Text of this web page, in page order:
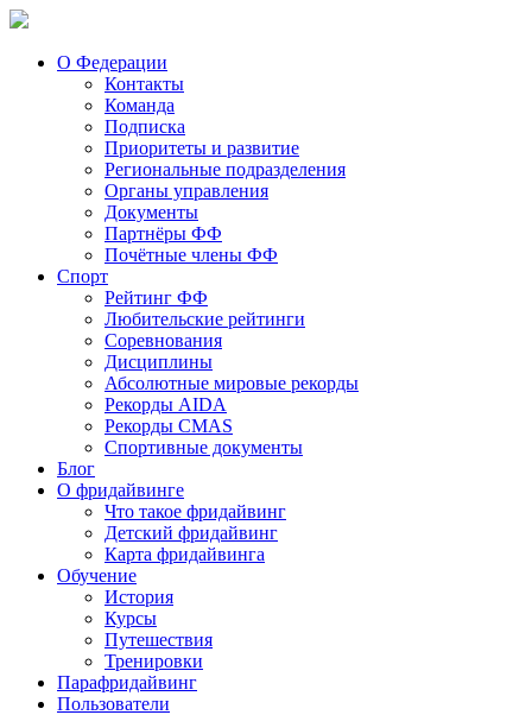
О Федерации
Контакты
Команда
Подписка
Приоритеты и развитие
Региональные подразделения
Органы управления
Документы
Партнёры ФФ
Почётные члены ФФ
Спорт
Рейтинг ФФ
Любительские рейтинги
Соревнования
Дисциплины
Абсолютные мировые рекорды
Рекорды AIDA
Рекорды CMAS
Спортивные документы
Блог
О фридайвинге
Что такое фридайвинг
Детский фридайвинг
Карта фридайвинга
Обучение
История
Курсы
Путешествия
Тренировки
Парафридайвинг
Пользователи